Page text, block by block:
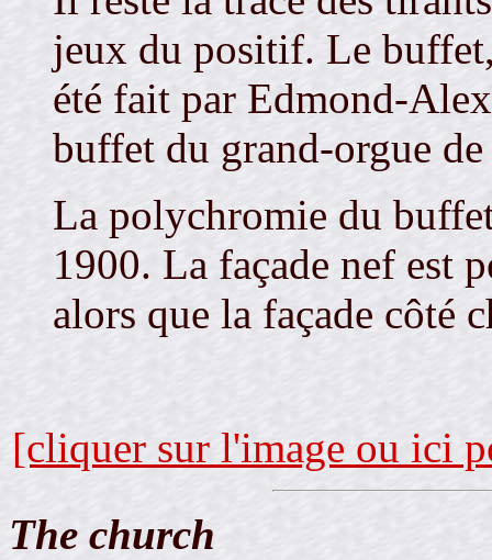
jeux du positif. Le
été fait par Edmond-
buffet du grand-orgue
La polychromie du
1900. La façade nef est
alors que la façade côté
[cliquer sur l'image ou ici
The church